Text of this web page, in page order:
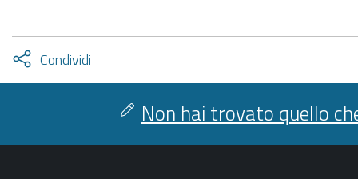
Condividi
facebook
twitter
Attiva
condividi
Non hai trovato quello